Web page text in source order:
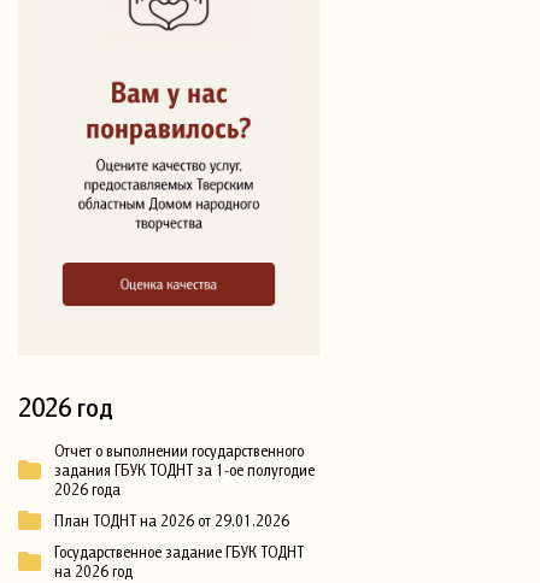
2026 год
Отчет о выполнении государственного
задания ГБУК ТОДНТ за 1-ое полугодие
2026 года
План ТОДНТ на 2026 от 29.01.2026
Государственное задание ГБУК ТОДНТ
на 2026 год